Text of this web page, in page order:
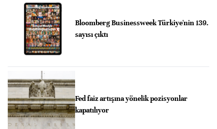
Bloomberg Businessweek Türkiye'nin 139.
sayısı çıktı
Fed faiz artışına yönelik pozisyonlar
kapatılıyor